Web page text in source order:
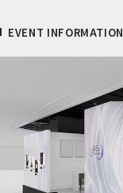
EVENT INFORMATION